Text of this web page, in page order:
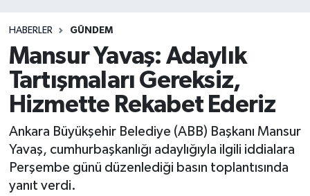
HABERLER GÜNDEM
Mansur Yavaş: Adaylık
Tartışmaları Gereksiz,
Hizmette Rekabet Ederiz
Ankara Büyükşehir Belediye (ABB) Başkanı Mansur
Yavaş, cumhurbaşkanlığı adaylığıyla ilgili iddialara
Perşembe günü düzenlediği basın toplantısında
yanıt verdi.
Siyaset
Kadın
Magazin
Tüm Manşetler
Son Dakika Haberleri